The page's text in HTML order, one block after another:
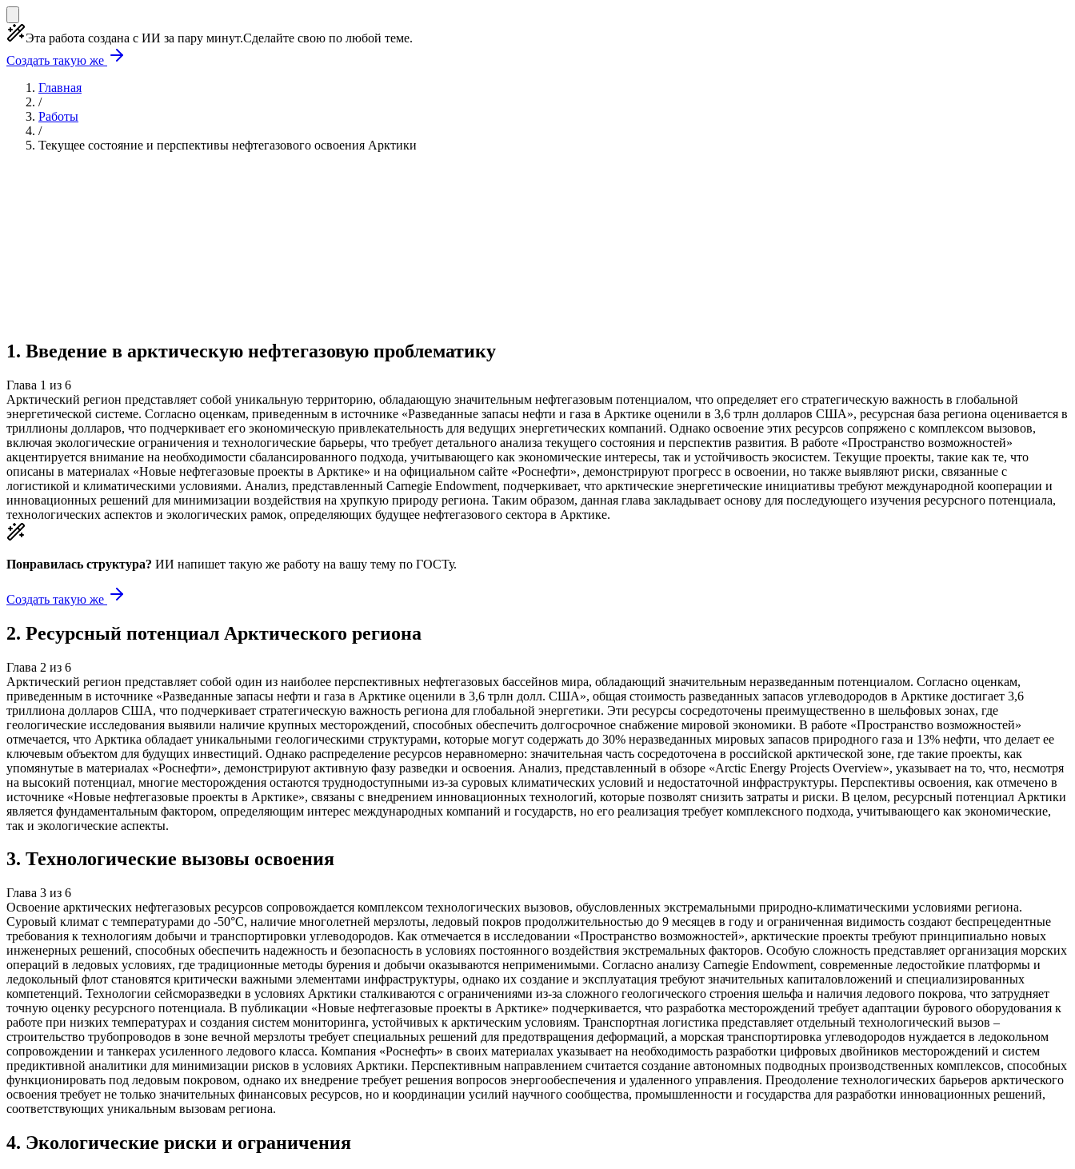
Эта работа создана с ИИ за пару минут.Сделайте свою по любой теме.
Создать такую же
Главная
/
Работы
/
Текущее состояние и перспективы нефтегазового освоения Арктики
1. Введение в арктическую нефтегазовую проблематику
Глава 1 из 6
Арктический регион представляет собой уникальную территорию, обладающую значительным нефтегазовым потенциалом, что определяет его стратегическую важность в глобальной
энергетической системе. Согласно оценкам, приведенным в источнике «Разведанные запасы нефти и газа в Арктике оценили в 3,6 трлн долларов США», ресурсная база региона оценивается в
триллионы долларов, что подчеркивает его экономическую привлекательность для ведущих энергетических компаний. Однако освоение этих ресурсов сопряжено с комплексом вызовов,
включая экологические ограничения и технологические барьеры, что требует детального анализа текущего состояния и перспектив развития. В работе «Пространство возможностей»
акцентируется внимание на необходимости сбалансированного подхода, учитывающего как экономические интересы, так и устойчивость экосистем. Текущие проекты, такие как те, что
описаны в материалах «Новые нефтегазовые проекты в Арктике» и на официальном сайте «Роснефти», демонстрируют прогресс в освоении, но также выявляют риски, связанные с
логистикой и климатическими условиями. Анализ, представленный Carnegie Endowment, подчеркивает, что арктические энергетические инициативы требуют международной кооперации и
инновационных решений для минимизации воздействия на хрупкую природу региона. Таким образом, данная глава закладывает основу для последующего изучения ресурсного потенциала,
технологических аспектов и экологических рамок, определяющих будущее нефтегазового сектора в Арктике.
Понравилась структура? ИИ напишет такую же работу на вашу тему по ГОСТу.
Создать такую же
2. Ресурсный потенциал Арктического региона
Глава 2 из 6
Арктический регион представляет собой один из наиболее перспективных нефтегазовых бассейнов мира, обладающий значительным неразведанным потенциалом. Согласно оценкам,
приведенным в источнике «Разведанные запасы нефти и газа в Арктике оценили в 3,6 трлн долл. США», общая стоимость разведанных запасов углеводородов в Арктике достигает 3,6
триллиона долларов США, что подчеркивает стратегическую важность региона для глобальной энергетики. Эти ресурсы сосредоточены преимущественно в шельфовых зонах, где
геологические исследования выявили наличие крупных месторождений, способных обеспечить долгосрочное снабжение мировой экономики. В работе «Пространство возможностей»
отмечается, что Арктика обладает уникальными геологическими структурами, которые могут содержать до 30% неразведанных мировых запасов природного газа и 13% нефти, что делает ее
ключевым объектом для будущих инвестиций. Однако распределение ресурсов неравномерно: значительная часть сосредоточена в российской арктической зоне, где такие проекты, как
упомянутые в материалах «Роснефти», демонстрируют активную фазу разведки и освоения. Анализ, представленный в обзоре «Arctic Energy Projects Overview», указывает на то, что, несмотря
на высокий потенциал, многие месторождения остаются труднодоступными из-за суровых климатических условий и недостаточной инфраструктуры. Перспективы освоения, как отмечено в
источнике «Новые нефтегазовые проекты в Арктике», связаны с внедрением инновационных технологий, которые позволят снизить затраты и риски. В целом, ресурсный потенциал Арктики
является фундаментальным фактором, определяющим интерес международных компаний и государств, но его реализация требует комплексного подхода, учитывающего как экономические,
так и экологические аспекты.
3. Технологические вызовы освоения
Глава 3 из 6
Освоение арктических нефтегазовых ресурсов сопровождается комплексом технологических вызовов, обусловленных экстремальными природно-климатическими условиями региона.
Суровый климат с температурами до -50°C, наличие многолетней мерзлоты, ледовый покров продолжительностью до 9 месяцев в году и ограниченная видимость создают беспрецедентные
требования к технологиям добычи и транспортировки углеводородов. Как отмечается в исследовании «Пространство возможностей», арктические проекты требуют принципиально новых
инженерных решений, способных обеспечить надежность и безопасность в условиях постоянного воздействия экстремальных факторов. Особую сложность представляет организация морских
операций в ледовых условиях, где традиционные методы бурения и добычи оказываются неприменимыми. Согласно анализу Carnegie Endowment, современные ледостойкие платформы и
ледокольный флот становятся критически важными элементами инфраструктуры, однако их создание и эксплуатация требуют значительных капиталовложений и специализированных
компетенций. Технологии сейсморазведки в условиях Арктики сталкиваются с ограничениями из-за сложного геологического строения шельфа и наличия ледового покрова, что затрудняет
точную оценку ресурсного потенциала. В публикации «Новые нефтегазовые проекты в Арктике» подчеркивается, что разработка месторождений требует адаптации бурового оборудования к
работе при низких температурах и создания систем мониторинга, устойчивых к арктическим условиям. Транспортная логистика представляет отдельный технологический вызов –
строительство трубопроводов в зоне вечной мерзлоты требует специальных решений для предотвращения деформаций, а морская транспортировка углеводородов нуждается в ледокольном
сопровождении и танкерах усиленного ледового класса. Компания «Роснефть» в своих материалах указывает на необходимость разработки цифровых двойников месторождений и систем
предиктивной аналитики для минимизации рисков в условиях Арктики. Перспективным направлением считается создание автономных подводных производственных комплексов, способных
функционировать под ледовым покровом, однако их внедрение требует решения вопросов энергообеспечения и удаленного управления. Преодоление технологических барьеров арктического
освоения требует не только значительных финансовых ресурсов, но и координации усилий научного сообщества, промышленности и государства для разработки инновационных решений,
соответствующих уникальным вызовам региона.
4. Экологические риски и ограничения